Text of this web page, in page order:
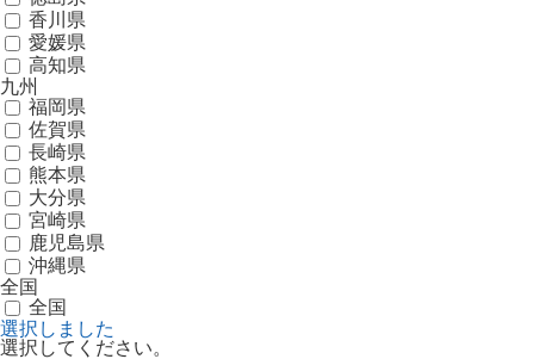
香川県
愛媛県
高知県
九州
福岡県
佐賀県
長崎県
熊本県
大分県
宮崎県
鹿児島県
沖縄県
全国
全国
選択しました
選択してください。